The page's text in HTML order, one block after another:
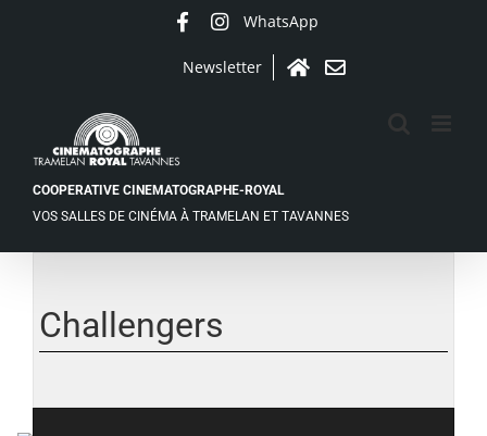
WhatsApp
Newsletter
AccueilContact
COOPERATIVE CINEMATOGRAPHE-ROYAL
VOS SALLES DE CINÉMA À TRAMELAN ET TAVANNES
agrandie
Challengers